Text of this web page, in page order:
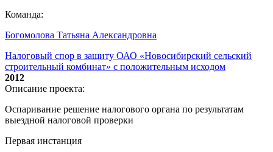
Команда:
Богомолова Татьяна Александровна
Налоговый спор в защиту ОАО «Новосибирский сельский
строительный комбинат» с положительным исходом
2012
Описание проекта:
Оспаривание решение налогового органа по результатам
выездной налоговой проверки
Первая инстанция